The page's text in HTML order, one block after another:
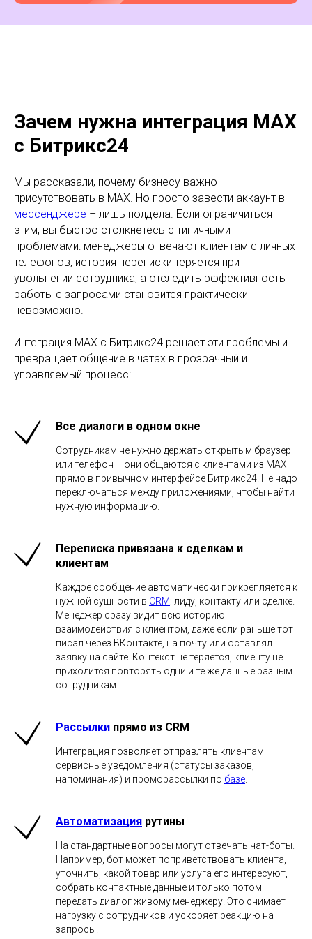
Зачем нужна интеграция MAX
с Битрикс24
Мы рассказали, почему бизнесу важно
присутствовать в MAX. Но просто завести аккаунт в
мессенджере – лишь полдела. Если ограничиться
этим, вы быстро столкнетесь с типичными
проблемами: менеджеры отвечают клиентам с личных
телефонов, история переписки теряется при
увольнении сотрудника, а отследить эффективность
работы с запросами становится практически
невозможно.
Интеграция MAX с Битрикс24 решает эти проблемы и
превращает общение в чатах в прозрачный и
управляемый процесс:
Все диалоги в одном окне
Сотрудникам не нужно держать открытым браузер
или телефон – они общаются с клиентами из MAX
прямо в привычном интерфейсе Битрикс24. Не надо
переключаться между приложениями, чтобы найти
нужную информацию.
Переписка привязана к сделкам и
клиентам
Каждое сообщение автоматически прикрепляется к
нужной сущности в CRM: лиду, контакту или сделке.
Менеджер сразу видит всю историю
взаимодействия с клиентом, даже если раньше тот
писал через ВКонтакте, на почту или оставлял
заявку на сайте. Контекст не теряется, клиенту не
приходится повторять одни и те же данные разным
сотрудникам.
Рассылки прямо из CRM
Интеграция позволяет отправлять клиентам
сервисные уведомления (статусы заказов,
напоминания) и проморассылки по базе.
Автоматизация рутины
На стандартные вопросы могут отвечать чат-боты.
Например, бот может поприветствовать клиента,
уточнить, какой товар или услуга его интересуют,
собрать контактные данные и только потом
передать диалог живому менеджеру. Это снимает
нагрузку с сотрудников и ускоряет реакцию на
запросы.